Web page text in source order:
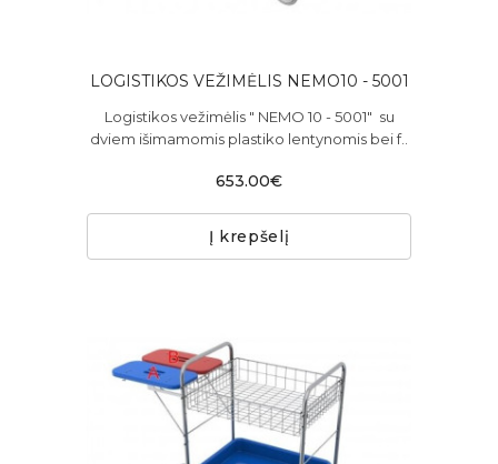
LOGISTIKOS VEŽIMĖLIS NEMO10 - 5001
Logistikos vežimėlis " NEMO 10 - 5001" su
dviem išimamomis plastiko lentynomis bei f..
653.00€
Į krepšelį